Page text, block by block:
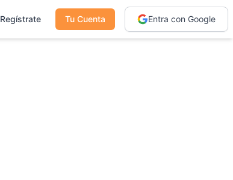
Regístrate Tu Cuenta Entra con Google